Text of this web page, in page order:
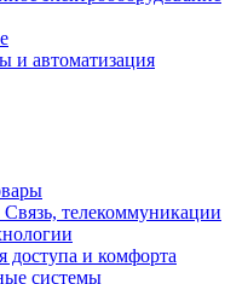
и автоматизация
Связь, телекоммуникации
доступа и комфорта
системы